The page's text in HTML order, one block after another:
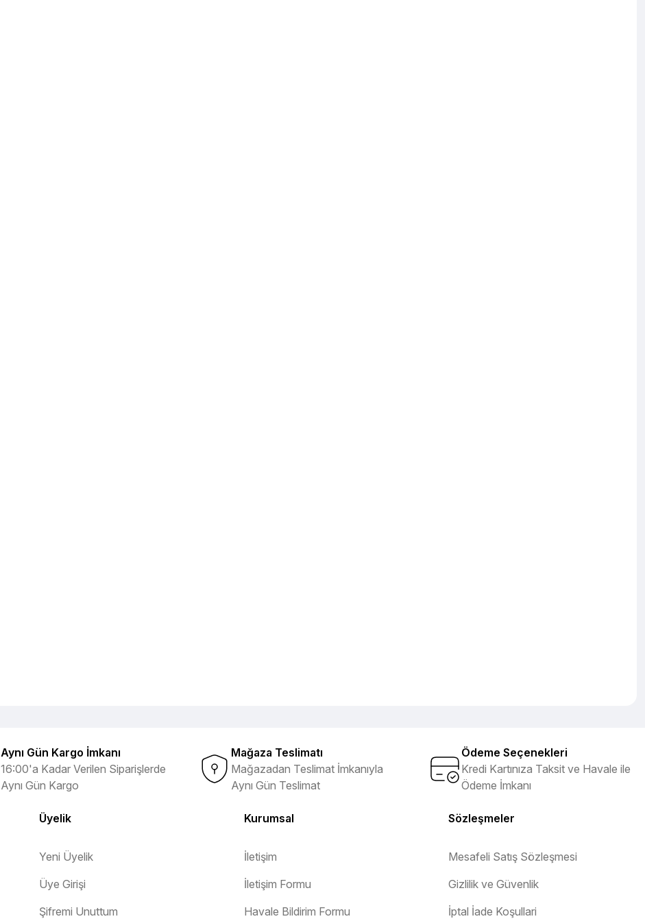
Aynı Gün Kargo İmkanı
16:00'a Kadar Verilen Siparişlerde
Aynı Gün Kargo
Mağaza Teslimatı
Mağazadan Teslimat İmkanıyla
Aynı Gün Teslimat
Ödeme Seçenekleri
Kredi Kartınıza Taksit ve Havale ile
Ödeme İmkanı
Üyelik
Yeni Üyelik
Üye Girişi
Şifremi Unuttum
Kurumsal
İletişim
İletişim Formu
Havale Bildirim Formu
Sözleşmeler
Mesafeli Satış Sözleşmesi
Gizlilik ve Güvenlik
İptal İade Koşullari